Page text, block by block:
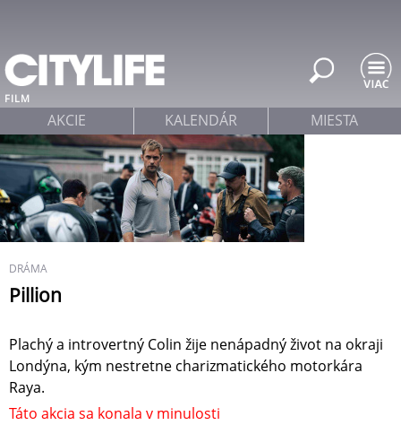
FILM
DRÁMA
Pillion
Plachý a introvertný Colin žije nenápadný život na okraji
Londýna, kým nestretne charizmatického motorkára
Raya.
Táto akcia sa konala v minulosti
AKCIE KALENDÁR MIESTA